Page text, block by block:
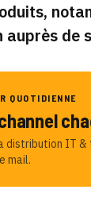
de
QUOTIDIENNE
distribution IT &
mail.